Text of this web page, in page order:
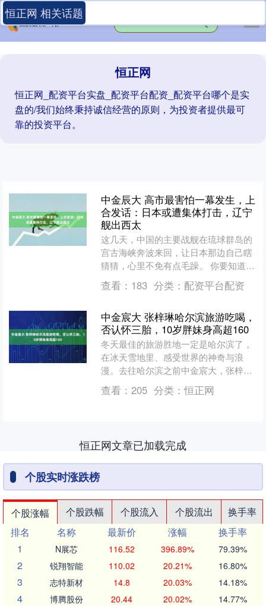
恒正网
恒正网_配资平台实盘_配资平台配资_配资平台哪个是实
盘的/我们始终秉持诚信经营的原则，为投资者提供最可
靠的投资平台。
恒正网 相关话题
中金辰大 高市最害怕一幕发生，上
合发话：日本或遭集体打击，辽宁
舰出西太
这几天，中国的主要战舰在琉球群岛的
宫古海峡奔波来回，让日本那边自己瞎
猜猜，心里不免有点毛躁。 你要知道，
现在整个国际政治的焦点就是中俄联手
压制老美，老美的实力慢....
查看： 183 分类： 配资平台配资
中金宸大 张梓琳哈尔滨旅游吃喝，
否认怀三胎，10岁胖妹身高超160
冬天最佳的旅游胜地一定是哈尔滨了，
在冰天雪地里、感受世界的神奇与浪
漫。去往哈尔滨之前中金宸大，张梓琳
也和普通人一样做了攻略，不至于到了
之后两眼一抹黑。 结婚后张....
查看： 205 分类：恒正网
恒正网文章已加载完成
个股实时涨跌榜
个股涨幅 个股跌幅 个股流入 个股流出
换手率
排名
名称 最新价 涨幅
换手率
1
N展芯 116.52 396.89% 79.39%
2 锐翔智能 110.02 20.21% 16.80%
3 志特新材 14.8 20.03% 14.18%
4 博腾股份 20.44 20.02% 14.77%